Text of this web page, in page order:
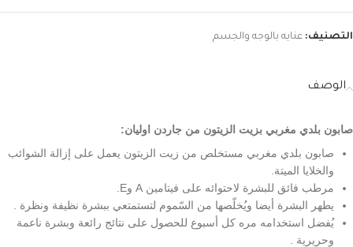
التصنيف: عنايه بالوجه والجسم
الوصف
صابون بلدي مغربي بزيت الزيتون من جاردن اوليان:
صابون بلدي مغربي مستخلص من زيت الزيتون يعمل على إزالة الشوائب
والخلايا الميتة.
مرطب فائق للبشرة لاحتوائه على فيتامين A وE.
يطهر البشرة أيضا ويُخلّصها من السّموم لتستمتعي ببشرة نظيفة ونظرة .
يُفضل استخدامه مره كل أسبوع للحصول على نتائج رائعة وبشرة ناعمة
وحريرية .